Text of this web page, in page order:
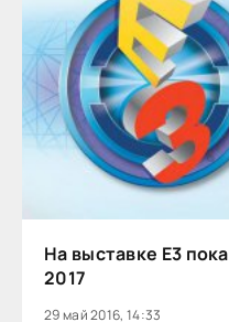
На выставке E3
2017
29 май 2016, 14:33